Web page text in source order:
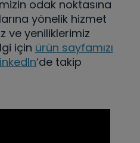
odak noktasına
yönelik hizmet
ve yeniliklerimiz
için ürün sayfamızı
‘de takip